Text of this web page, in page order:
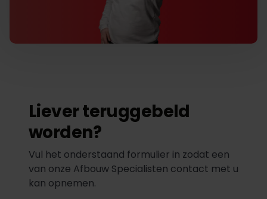
Liever teruggebeld
worden?
Vul het onderstaand formulier in zodat een
van onze Afbouw Specialisten contact met u
kan opnemen.